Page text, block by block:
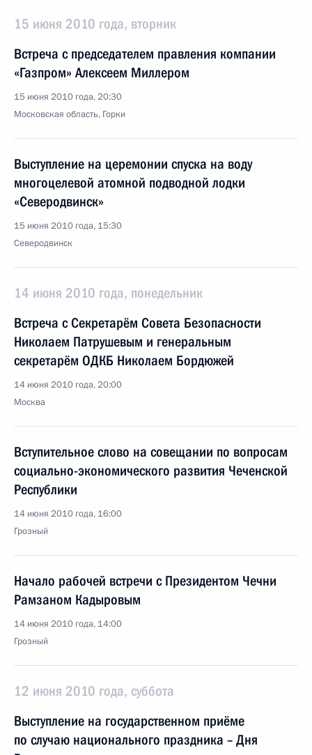
15 июня 2010 года, вторник
Встреча с председателем правления компании
«Газпром» Алексеем Миллером
15 июня 2010 года, 20:30
Московская область, Горки
Выступление на церемонии спуска на воду
многоцелевой атомной подводной лодки
«Северодвинск»
15 июня 2010 года, 15:30
Северодвинск
14 июня 2010 года, понедельник
Встреча с Секретарём Совета Безопасности
Николаем Патрушевым и генеральным
секретарём ОДКБ Николаем Бордюжей
14 июня 2010 года, 20:00
Москва
Вступительное слово на совещании по вопросам
социально-экономического развития Чеченской
Республики
14 июня 2010 года, 16:00
Грозный
Начало рабочей встречи с Президентом Чечни
Рамзаном Кадыровым
14 июня 2010 года, 14:00
Грозный
12 июня 2010 года, суббота
Выступление на государственном приёме
по случаю национального праздника – Дня